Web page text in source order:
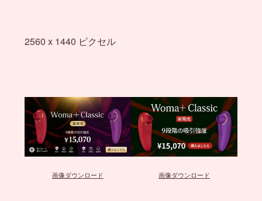
2560 x 1440 ピクセル
画像ダウンロード 画像ダウンロード